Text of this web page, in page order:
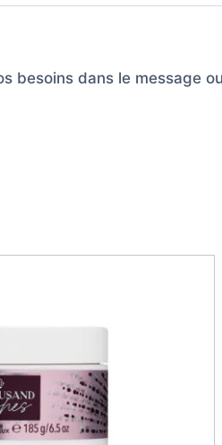
besoins dans le message